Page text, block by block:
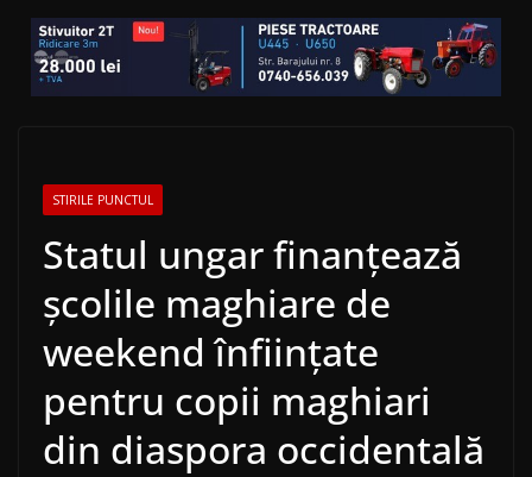
STIRILE PUNCTUL
Statul ungar finanţează
şcolile maghiare de
weekend înfiinţate
pentru copii maghiari
din diaspora occidentală